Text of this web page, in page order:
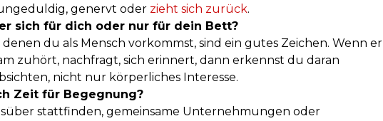
genervt oder zieht sich zurück.
sich für dich oder nur für dein Bett?
denen du als Mensch vorkommst, sind ein gutes Zeichen. Wenn er
zuhört, nachfragt, sich erinnert, dann erkennst du daran
nicht nur körperliches Interesse.
Zeit für Begegnung?
stattfinden, gemeinsame Unternehmungen oder